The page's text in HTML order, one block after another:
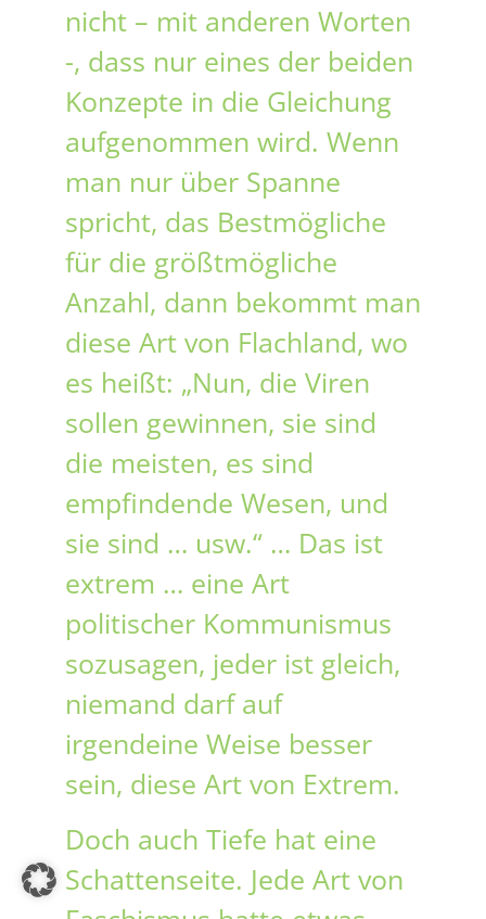
nicht – mit anderen Worten
-, dass nur eines der beiden
Konzepte in die Gleichung
aufgenommen wird. Wenn
man nur über Spanne
spricht, das Bestmögliche
für die größtmögliche
Anzahl, dann bekommt man
diese Art von Flachland, wo
es heißt: „Nun, die Viren
sollen gewinnen, sie sind
die meisten, es sind
empfindende Wesen, und
sie sind … usw.“ … Das ist
extrem … eine Art
politischer Kommunismus
sozusagen, jeder ist gleich,
niemand darf auf
irgendeine Weise besser
sein, diese Art von Extrem.
Doch auch Tiefe hat eine
Schattenseite. Jede Art von